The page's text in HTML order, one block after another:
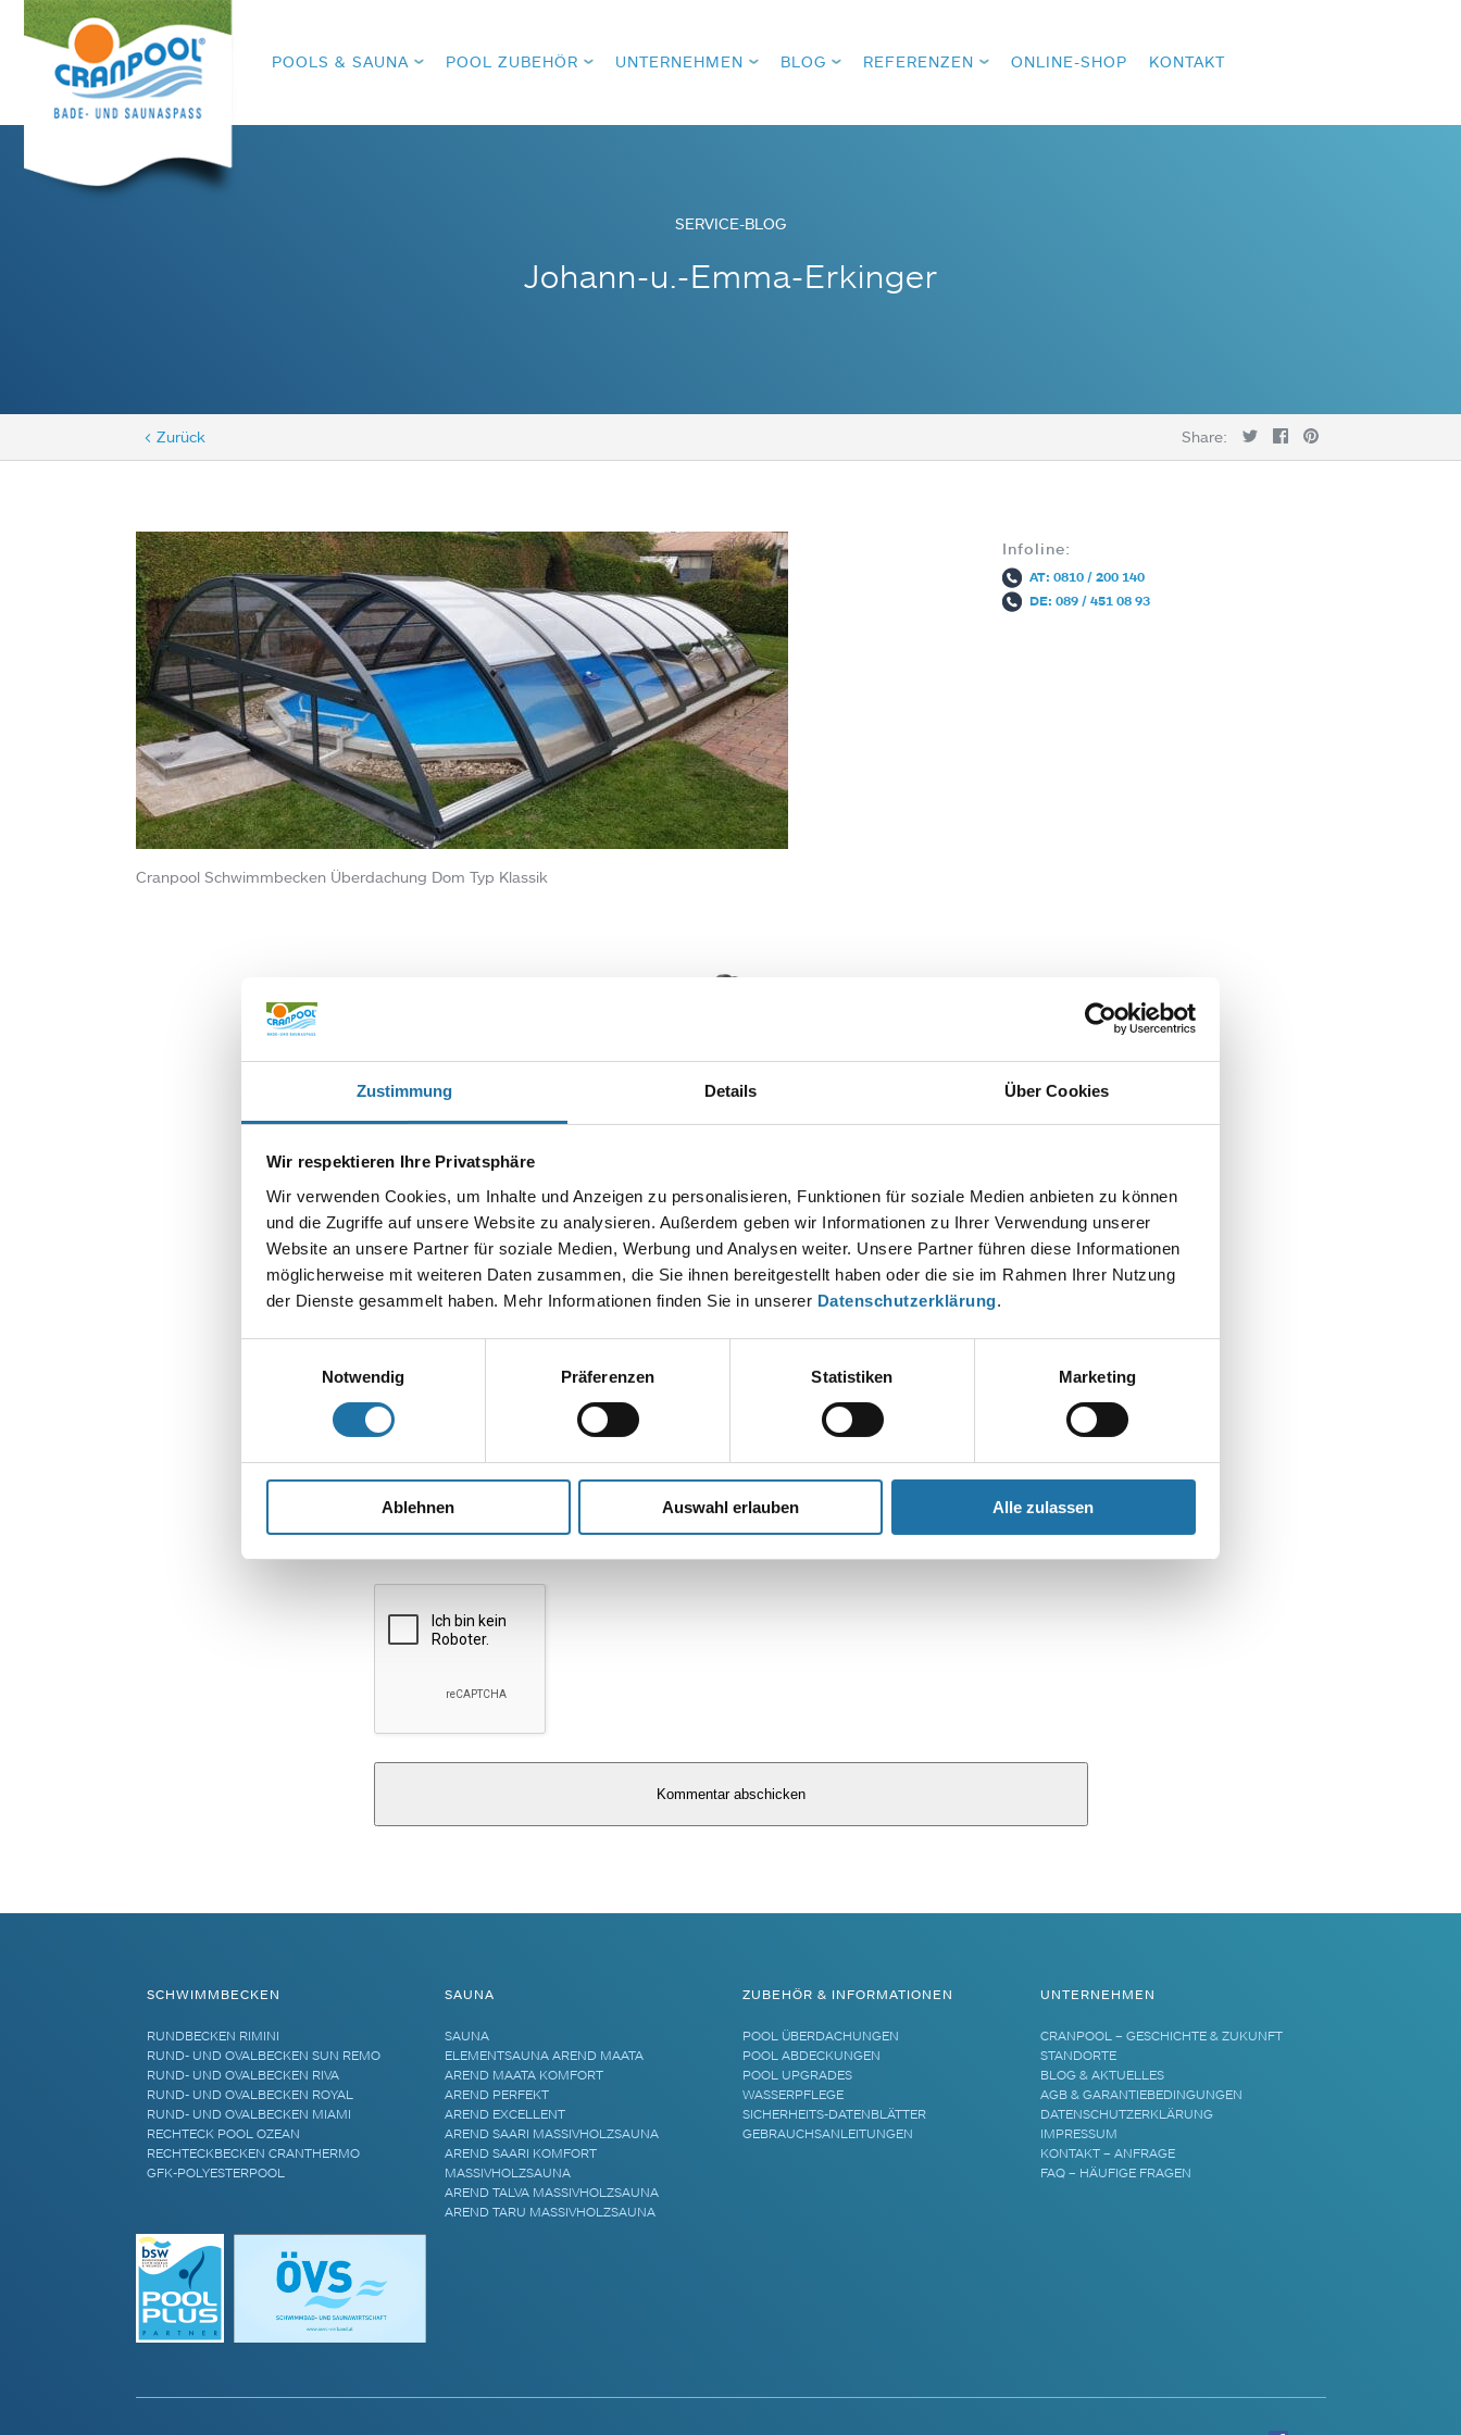
Zustimmung Details Über Cookies
Wir respektieren Ihre Privatsphäre
Wir verwenden Cookies, um Inhalte und Anzeigen zu personalisieren, Funktionen für soziale Medien anbieten zu können
und die Zugriffe auf unsere Website zu analysieren. Außerdem geben wir Informationen zu Ihrer Verwendung unserer
Website an unsere Partner für soziale Medien, Werbung und Analysen weiter. Unsere Partner führen diese Informationen
möglicherweise mit weiteren Daten zusammen, die Sie ihnen bereitgestellt haben oder die sie im Rahmen Ihrer Nutzung
der Dienste gesammelt haben. Mehr Informationen finden Sie in unserer Datenschutzerklärung.
Notwendig
Präferenzen Statistiken Marketing
Ablehnen Auswahl erlauben Alle zulassen
POOLS & SAUNA POOL ZUBEHÖR UNTERNEHMEN BLOG REFERENZEN ONLINE-SHOP KONTAKT
SERVICE-BLOG
Johann-u.-Emma-Erkinger
< Zurück Share:
Cranpool Schwimmbecken Überdachung Dom Typ Klassik
Infoline:
AT: 0810 / 200 140
DE: 089 / 451 08 93
Autor:
Anna Hirn
Deine E-Mail-Adresse wird nicht veröffentlicht. Erforderliche Felder sind mit *markiert
Kommentar*
Name
E-Mail-Adresse*
SCHWIMMBECKEN
RUNDBECKEN RIMINI
RUND- UND OVALBECKEN SUN REMO
RUND- UND OVALBECKEN RIVA
RUND- UND OVALBECKEN ROYAL
RUND- UND OVALBECKEN MIAMI
RECHTECK POOL OZEAN
RECHTECKBECKEN CRANTHERMO
GFK-POLYESTERPOOL
SAUNA
SAUNA
ELEMENTSAUNA AREND MAATA
AREND MAATA KOMFORT
AREND PERFEKT
AREND EXCELLENT
AREND SAARI MASSIVHOLZSAUNA
AREND SAARI KOMFORT
MASSIVHOLZSAUNA
AREND TALVA MASSIVHOLZSAUNA
AREND TARU MASSIVHOLZSAUNA
ZUBEHÖR & INFORMATIONEN
POOL ÜBERDACHUNGEN
POOL ABDECKUNGEN
POOL UPGRADES
WASSERPFLEGE
SICHERHEITS-DATENBLÄTTER
GEBRAUCHSANLEITUNGEN
UNTERNEHMEN
CRANPOOL – GESCHICHTE & ZUKUNFT
STANDORTE
BLOG & AKTUELLES
AGB & GARANTIEBEDINGUNGEN
DATENSCHUTZERKLÄRUNG
IMPRESSUM
KONTAKT – ANFRAGE
FAQ – HÄUFIGE FRAGEN